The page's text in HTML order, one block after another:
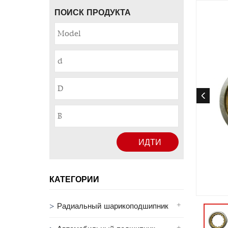
ПОИСК ПРОДУКТА
ИДТИ
КАТЕГОРИИ
Радиальный шарикоподшипник